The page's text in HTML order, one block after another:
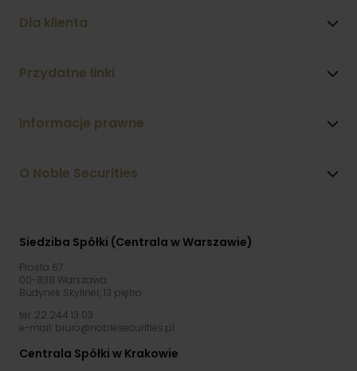
Siedziba Spółki (Centrala w Warszawie)
Prosta 67
00-838 Warszawa
Budynek Skyliner, 13 piętro
tel: 22 244 13 03
e-mail: biuro@noblesecurities.pl
Centrala Spółki w Krakowie
Dla klienta
Przydatne linki
Informacje prawne
O Noble Securities